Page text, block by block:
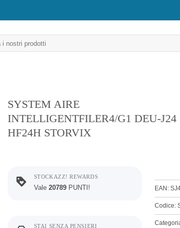
SYSTEM AIRE
INTELLIGENTFILER4/G1 DEU-J24
HF24H STORVIX
STOCKAZZ! REWARDS
Vale 20789 PUNTI!
STAI SENZA PENSIERI
EAN:
Codice: